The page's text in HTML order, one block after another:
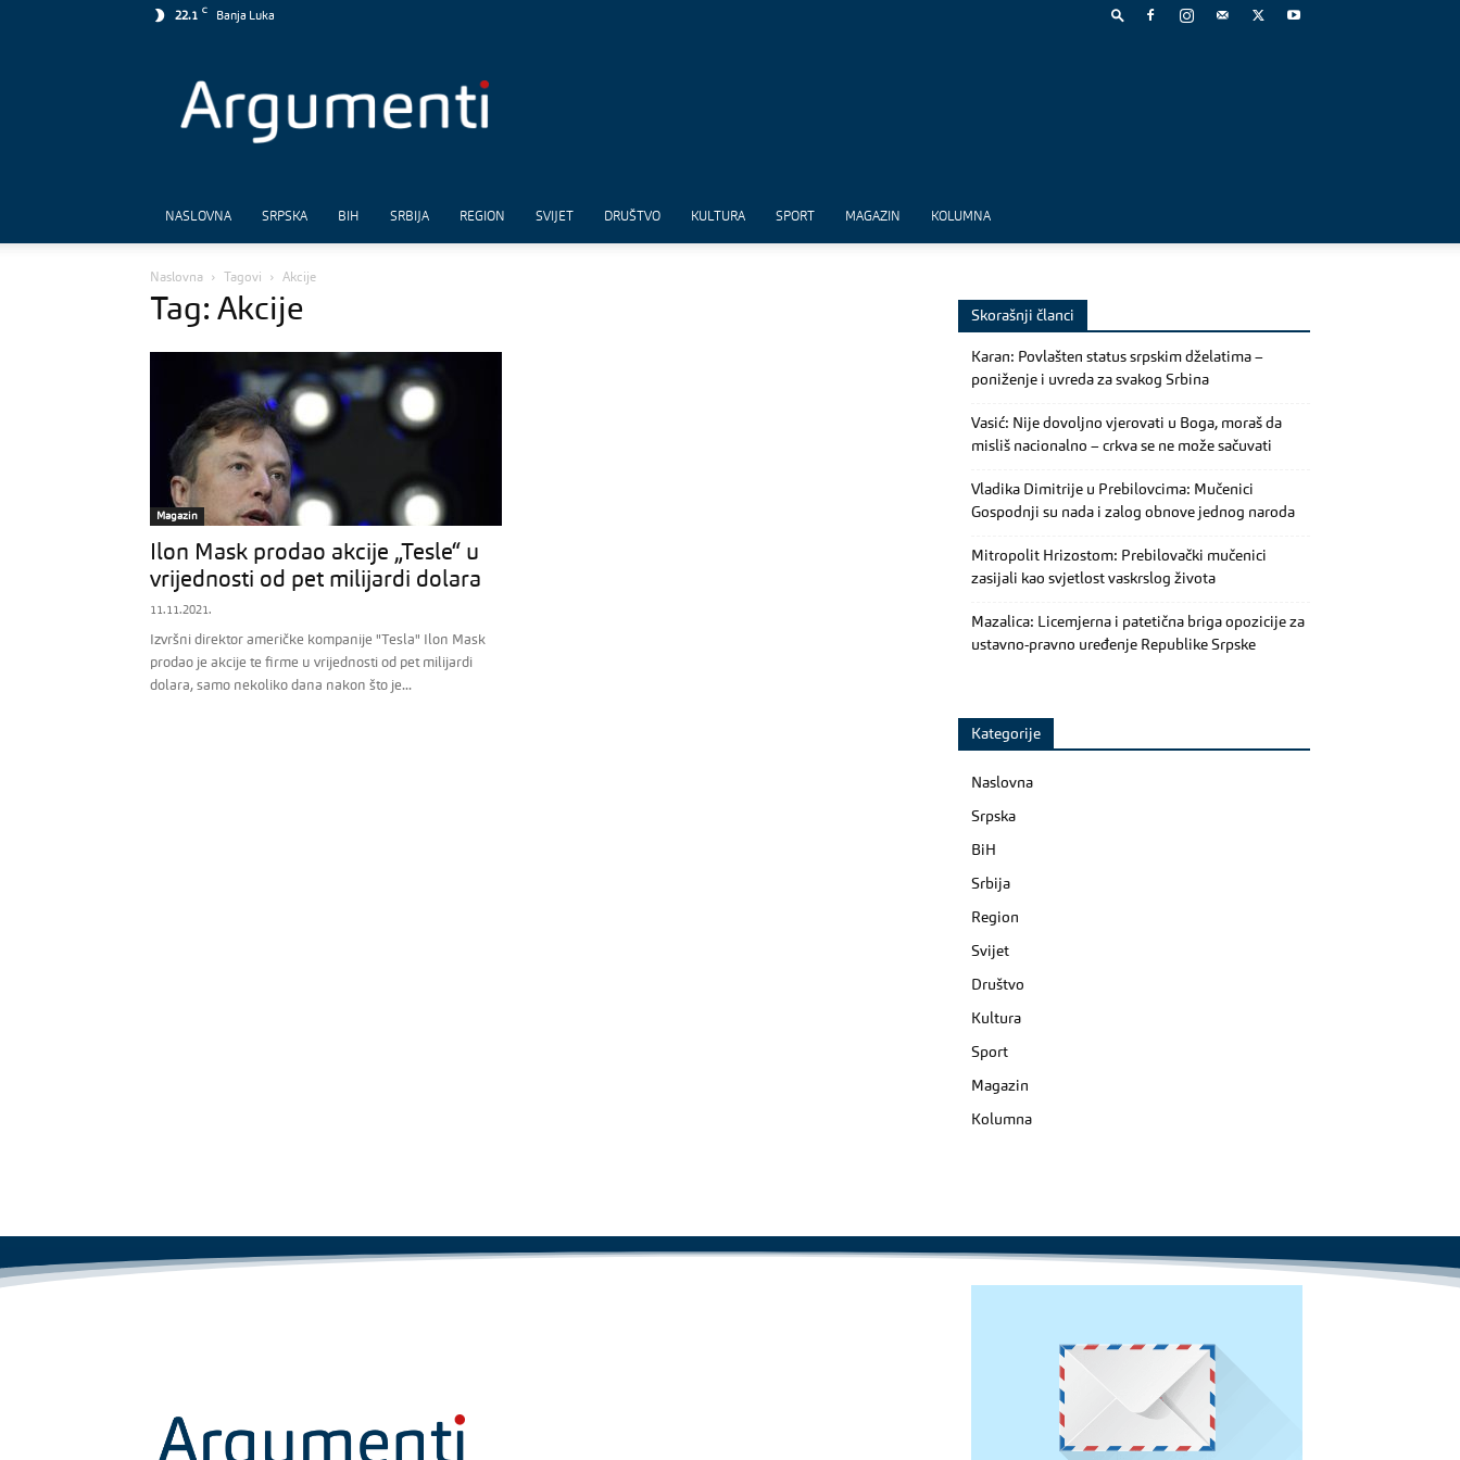
22.1
C
Banja Luka
NASLOVNA SRPSKA BIH SRBIJA REGION SVIJET DRUŠTVO KULTURA SPORT MAGAZIN KOLUMNA
Naslovna Tagovi Akcije
Tag: Akcije
Magazin
Ilon Mask prodao akcije „Tesle“ u
vrijednosti od pet milijardi dolara
11.11.2021.
Izvršni direktor američke kompanije "Tesla" Ilon Mask
prodao je akcije te firme u vrijednosti od pet milijardi
dolara, samo nekoliko dana nakon što je...
Skorašnji članci
Karan: Povlašten status srpskim dželatima –
poniženje i uvreda za svakog Srbina
Vasić: Nije dovoljno vjerovati u Boga, moraš da
misliš nacionalno – crkva se ne može sačuvati
Vladika Dimitrije u Prebilovcima: Mučenici
Gospodnji su nada i zalog obnove jednog naroda
Mitropolit Hrizostom: Prebilovački mučenici
zasijali kao svjetlost vaskrslog života
Mazalica: Licemjerna i patetična briga opozicije za
ustavno-pravno uređenje Republike Srpske
Kategorije
Naslovna
Srpska
BiH
Srbija
Region
Svijet
Društvo
Kultura
Sport
Magazin
Kolumna